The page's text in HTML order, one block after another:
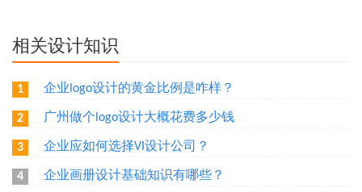
相关设计知识
1 企业logo设计的黄金比例是咋样？
2 广州做个logo设计大概花费多少钱
3 企业应如何选择VI设计公司？
4 企业画册设计基础知识有哪些？